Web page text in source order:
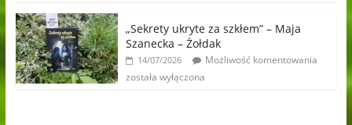
„Sekrety ukryte za szkłem” – Maja
Szanecka – Żołdak
14/07/2026
Możliwość komentowania
została wyłączona